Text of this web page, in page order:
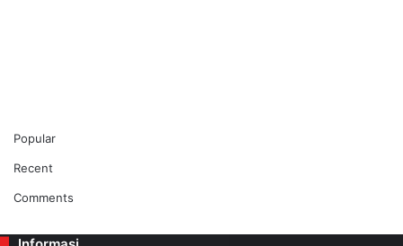
Popular
Recent
Comments